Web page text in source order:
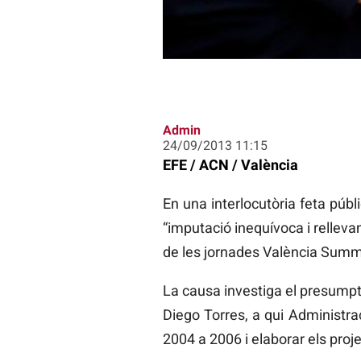
Admin
24/09/2013 11:15
EFE / ACN / València
En una interlocutòria feta
“imputació inequívoca i
de les jornades València
La causa investiga el
Diego Torres, a qui
2004 a 2006 i elaborar els